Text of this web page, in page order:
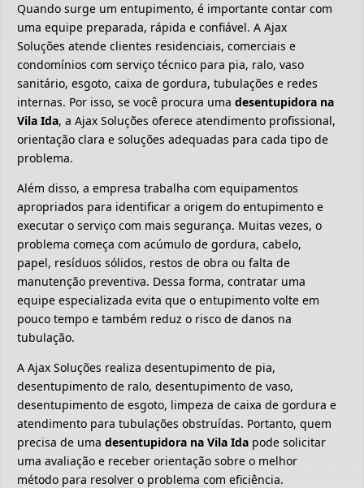
Quando surge um entupimento, é importante contar com
uma equipe preparada, rápida e confiável. A Ajax
Soluções atende clientes residenciais, comerciais e
condomínios com serviço técnico para pia, ralo, vaso
sanitário, esgoto, caixa de gordura, tubulações e redes
internas. Por isso, se você procura uma desentupidora na
Vila Ida, a Ajax Soluções oferece atendimento profissional,
orientação clara e soluções adequadas para cada tipo de
problema.
Além disso, a empresa trabalha com equipamentos
apropriados para identificar a origem do entupimento e
executar o serviço com mais segurança. Muitas vezes, o
problema começa com acúmulo de gordura, cabelo,
papel, resíduos sólidos, restos de obra ou falta de
manutenção preventiva. Dessa forma, contratar uma
equipe especializada evita que o entupimento volte em
pouco tempo e também reduz o risco de danos na
tubulação.
A Ajax Soluções realiza desentupimento de pia,
desentupimento de ralo, desentupimento de vaso,
desentupimento de esgoto, limpeza de caixa de gordura e
atendimento para tubulações obstruídas. Portanto, quem
precisa de uma desentupidora na Vila Ida pode solicitar
uma avaliação e receber orientação sobre o melhor
método para resolver o problema com eficiência.